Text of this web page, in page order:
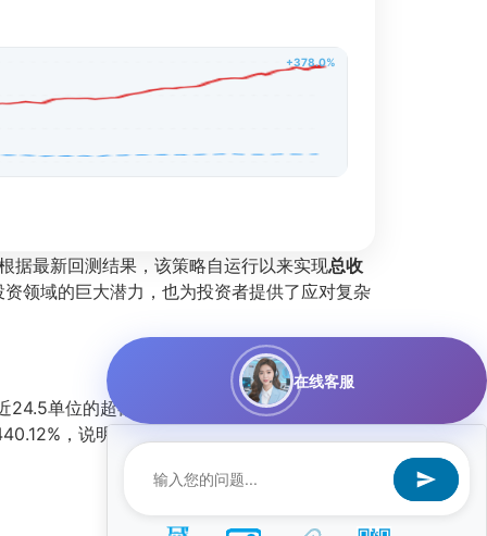
+378.0%
据最新回测结果，该策略自运行以来实现总收
领域的巨大潜力，也为投资者提供了应对复杂
单位的超额回报，这一数值在业界极为罕
，说明策略通过主动管理创造了远超市场
在线客服